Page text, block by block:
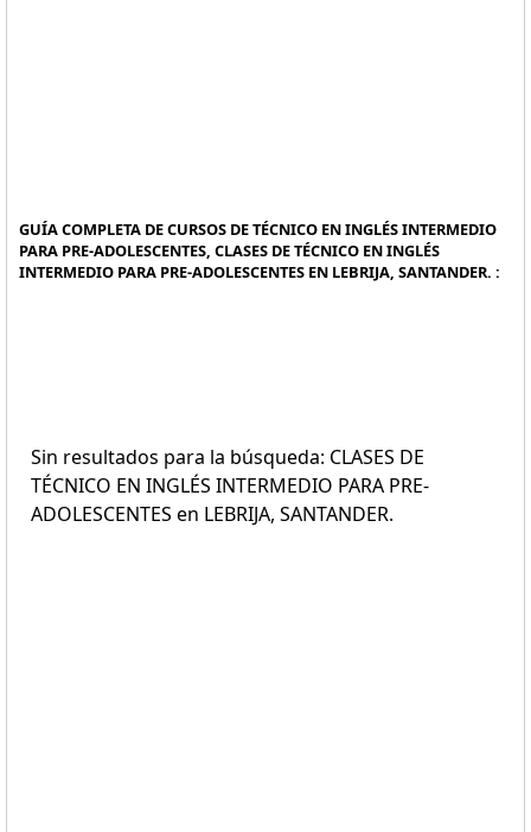
GUÍA COMPLETA DE CURSOS DE TÉCNICO EN INGLÉS INTERMEDIO
PARA PRE-ADOLESCENTES, CLASES DE TÉCNICO EN INGLÉS
INTERMEDIO PARA PRE-ADOLESCENTES EN LEBRIJA, SANTANDER. :
Sin resultados para la búsqueda: CLASES DE
TÉCNICO EN INGLÉS INTERMEDIO PARA PRE-
ADOLESCENTES en LEBRIJA, SANTANDER.